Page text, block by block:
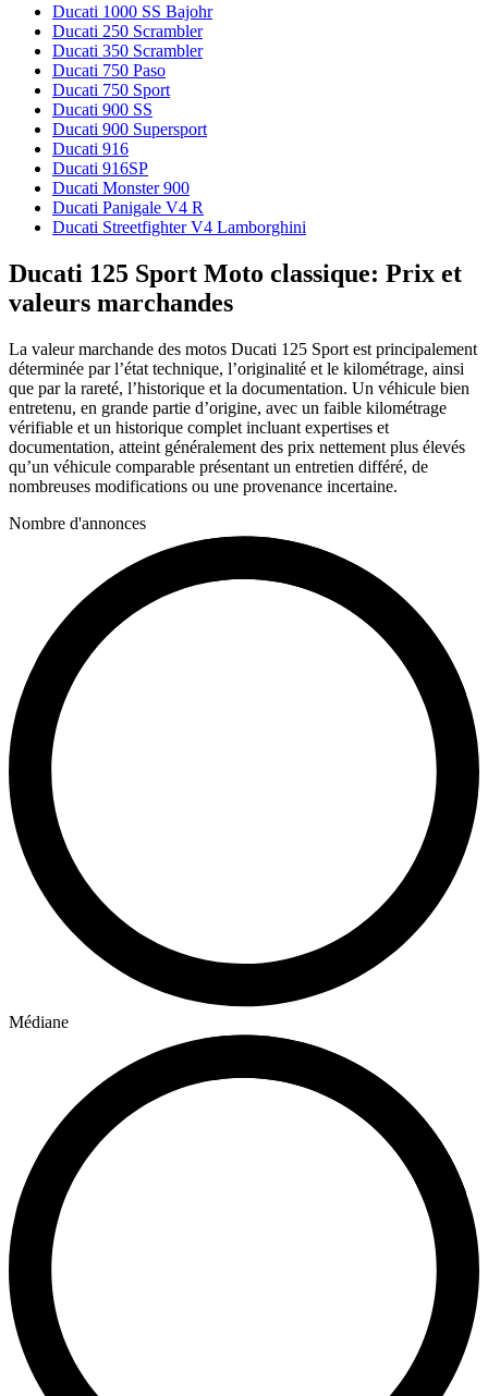
Ducati 1000 SS Bajohr
Ducati 250 Scrambler
Ducati 350 Scrambler
Ducati 750 Paso
Ducati 750 Sport
Ducati 900 SS
Ducati 900 Supersport
Ducati 916
Ducati 916SP
Ducati Monster 900
Ducati Panigale V4 R
Ducati Streetfighter V4 Lamborghini
Ducati 125 Sport Moto classique: Prix et
valeurs marchandes
La valeur marchande des motos Ducati 125 Sport est principalement
déterminée par l’état technique, l’originalité et le kilométrage, ainsi
que par la rareté, l’historique et la documentation. Un véhicule bien
entretenu, en grande partie d’origine, avec un faible kilométrage
vérifiable et un historique complet incluant expertises et
documentation, atteint généralement des prix nettement plus élevés
qu’un véhicule comparable présentant un entretien différé, de
nombreuses modifications ou une provenance incertaine.
Nombre d'annonces
Médiane